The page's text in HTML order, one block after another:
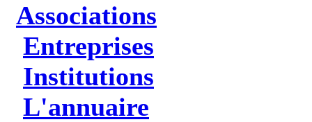
Associations
Entreprises
Institutions
L'annuaire